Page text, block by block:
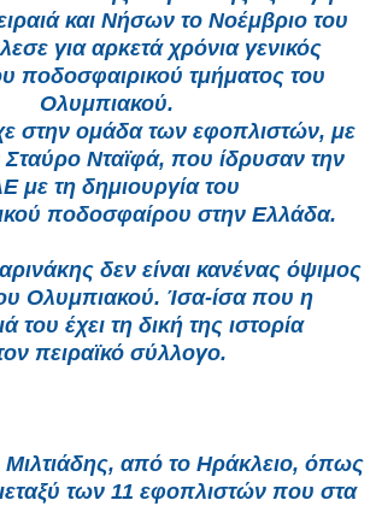
και Νήσων το Νοέμβριο του
για αρκετά χρόνια γενικός
ποδοσφαιρικού τμήματος του
Ολυμπιακού.
στην ομάδα των εφοπλιστών, με
Νταϊφά, που ίδρυσαν την
με τη δημιουργία του
ποδοσφαίρου στην Ελλάδα.
δεν είναι κανένας όψιμος
Ολυμπιακού. Ίσα-ίσα που η
του έχει τη δική της ιστορία
πειραϊκό σύλλογο.
από το Ηράκλειο, όπως
των 11 εφοπλιστών που στα